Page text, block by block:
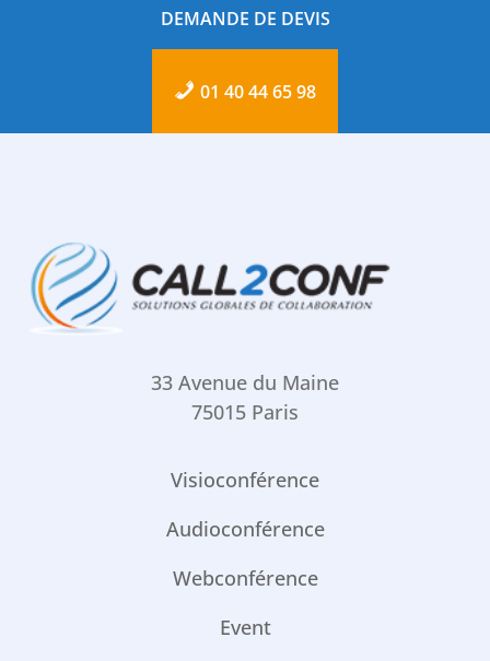
DEMANDE DE DEVIS
01 40 44 65 98
33 Avenue du Maine
75015 Paris
Visioconférence
Audioconférence
Webconférence
Event